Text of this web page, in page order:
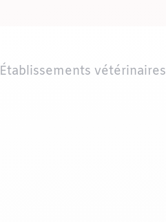
Établissements vétérinaires